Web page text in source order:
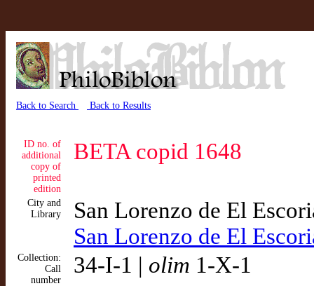
Back to Search Back to Results
ID no. of
additional
copy of
printed
edition
BETA copid 1648
City and
Library
San Lorenzo de El
San Lorenzo de El
Collection:
Call
number
34-I-1 | olim 1-X-1